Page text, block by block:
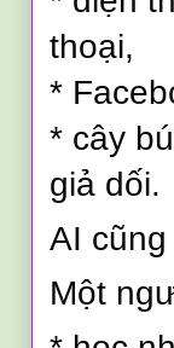
thoại,
*
* cây
giả dối.
AI
Một